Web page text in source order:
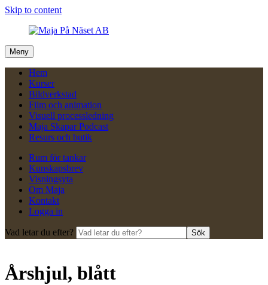
Skip to content
Meny
Hem
Kurser
Bildverkstad
Film och animation
Visuell processledning
Maja Skapar Podcast
Resurs och butik
Rum för tankar
Kunskapsbrev
Visningsyta
Om Maja
Kontakt
Logga in
Vad letar du efter? Sök
Årshjul, blått